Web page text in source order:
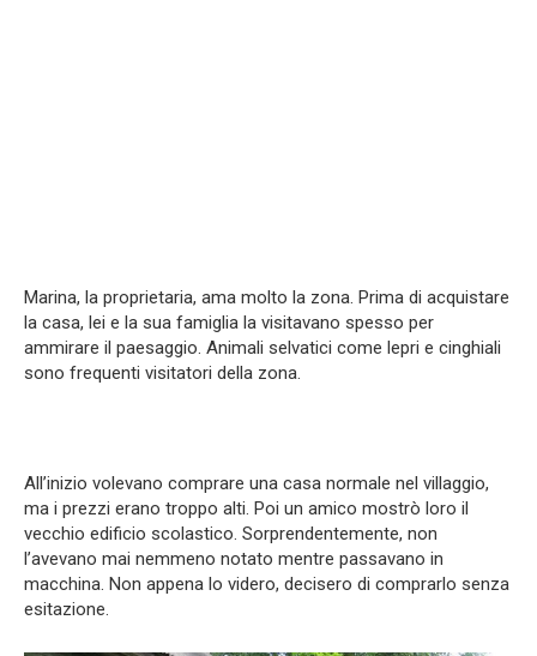
Marina, la proprietaria, ama molto la zona. Prima di acquistare
la casa, lei e la sua famiglia la visitavano spesso per
ammirare il paesaggio. Animali selvatici come lepri e cinghiali
sono frequenti visitatori della zona.
All’inizio volevano comprare una casa normale nel villaggio,
ma i prezzi erano troppo alti. Poi un amico mostrò loro il
vecchio edificio scolastico. Sorprendentemente, non
l’avevano mai nemmeno notato mentre passavano in
macchina. Non appena lo videro, decisero di comprarlo senza
esitazione.